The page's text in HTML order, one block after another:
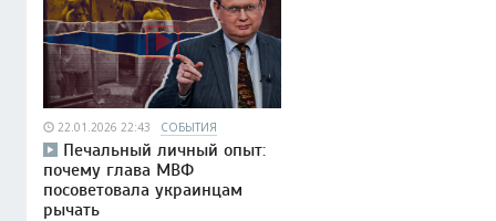
22.01.2026 22:43 СОБЫТИЯ
Печальный личный опыт:
почему глава МВФ
посоветовала украинцам
рычать